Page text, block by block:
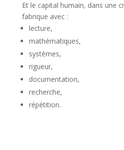
Et le capital humain, dans une
fabrique avec :
lecture,
mathématiques,
systèmes,
rigueur,
documentation,
recherche,
répétition.